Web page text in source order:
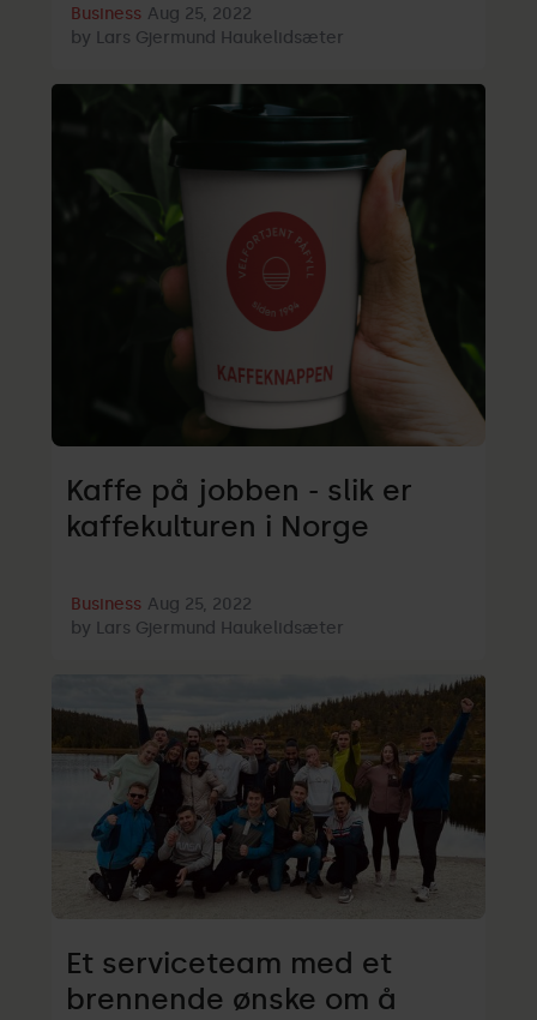
Business Aug 25, 2022
by Lars Gjermund Haukelidsæter
Kaffe på jobben - slik er
kaffekulturen i Norge
Business Aug 25, 2022
by Lars Gjermund Haukelidsæter
Et serviceteam med et
brennende ønske om å